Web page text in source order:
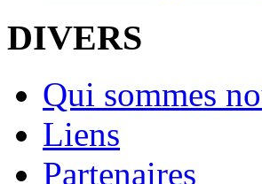
DIVERS
Qui sommes
Liens
Partenaires